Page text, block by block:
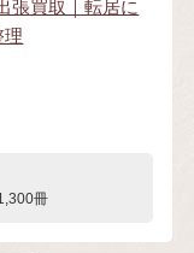
張買取｜転居に
理
冊